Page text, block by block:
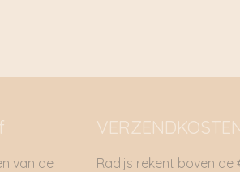
van de
Radijs rekent boven de